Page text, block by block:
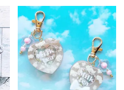
りました😊 #海の作品コンテス
ト2022 #UVレジン #シェイカ
ーチャーム #加工花材 #ハーバ
リウムオイル